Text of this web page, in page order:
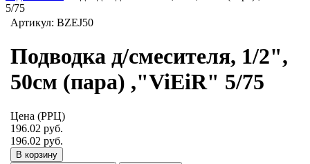
5/75
Артикул: BZEJ50
Подводка д/смесителя, 1/2",
50см (пара) ,"ViEiR" 5/75
Цена (РРЦ)
196.02 руб.
196.02 руб.
В корзину